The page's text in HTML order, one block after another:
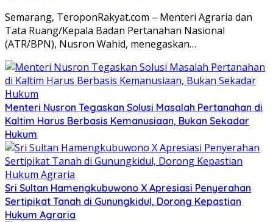
Semarang, TeroponRakyat.com – Menteri Agraria dan
Tata Ruang/Kepala Badan Pertanahan Nasional
(ATR/BPN), Nusron Wahid, menegaskan…
Menteri Nusron Tegaskan Solusi Masalah Pertanahan di
Kaltim Harus Berbasis Kemanusiaan, Bukan Sekadar
Hukum
Sri Sultan Hamengkubuwono X Apresiasi Penyerahan
Sertipikat Tanah di Gunungkidul, Dorong Kepastian
Hukum Agraria